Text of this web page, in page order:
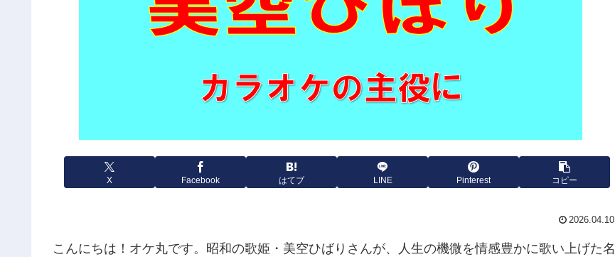
X Facebook はてブ LINE Pinterest コピー
2026.04.10
こんにちは！オケ丸です。昭和の歌姫・美空ひばりさんが、人生の機微を情感豊かに歌い上げた名